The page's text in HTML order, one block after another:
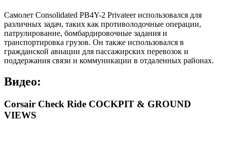
Самолет Consolidated PB4Y-2 Privateer использовался для
различных задач, таких как противолодочные операции,
патрулирование, бомбардировочные задания и
транспортировка грузов. Он также использовался в
гражданской авиации для пассажирских перевозок и
поддержания связи и коммуникации в отдаленных районах.
Видео:
Corsair Check Ride COCKPIT & GROUND
VIEWS